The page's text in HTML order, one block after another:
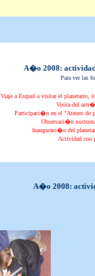
A�o 2008:
Para ver las
Viaje a Esquel a visitar el planetario,
Visita del
Participaci�n en el "Ateneo de
Observaci�n
Inauguraci�n del
Actividad con
A�o 2008: